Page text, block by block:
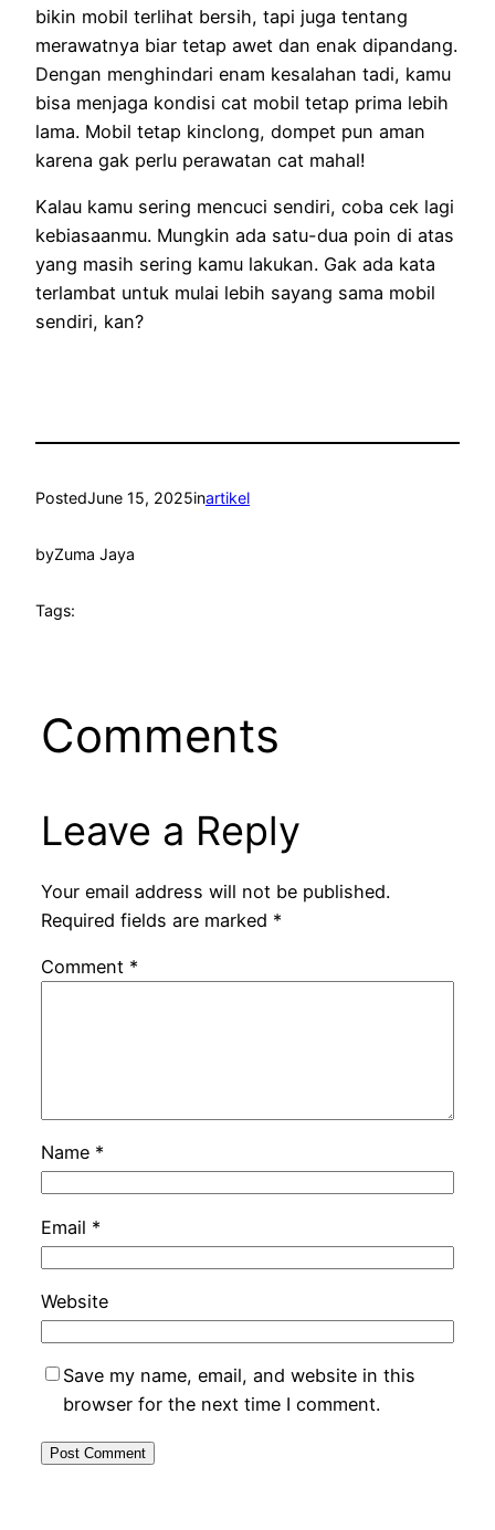
bikin mobil terlihat bersih, tapi juga tentang
merawatnya biar tetap awet dan enak dipandang.
Dengan menghindari enam kesalahan tadi, kamu
bisa menjaga kondisi cat mobil tetap prima lebih
lama. Mobil tetap kinclong, dompet pun aman
karena gak perlu perawatan cat mahal!
Kalau kamu sering mencuci sendiri, coba cek lagi
kebiasaanmu. Mungkin ada satu-dua poin di atas
yang masih sering kamu lakukan. Gak ada kata
terlambat untuk mulai lebih sayang sama mobil
sendiri, kan?
PostedJune 15, 2025inartikel
byZuma Jaya
Tags:
Comments
Leave a Reply
Your email address will not be published.
Required fields are marked *
Comment *
Name *
Email *
Website
Save my name, email, and website in this
browser for the next time I comment.